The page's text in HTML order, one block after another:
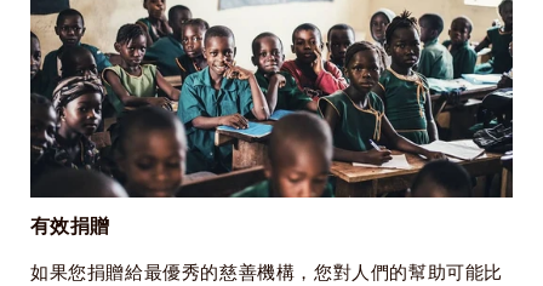
有效捐贈
如果您捐贈給最優秀的慈善機構，您對人們的幫助可能比